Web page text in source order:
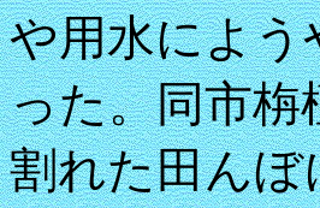
や用水によう
った。同市栴
割れた田んぼ